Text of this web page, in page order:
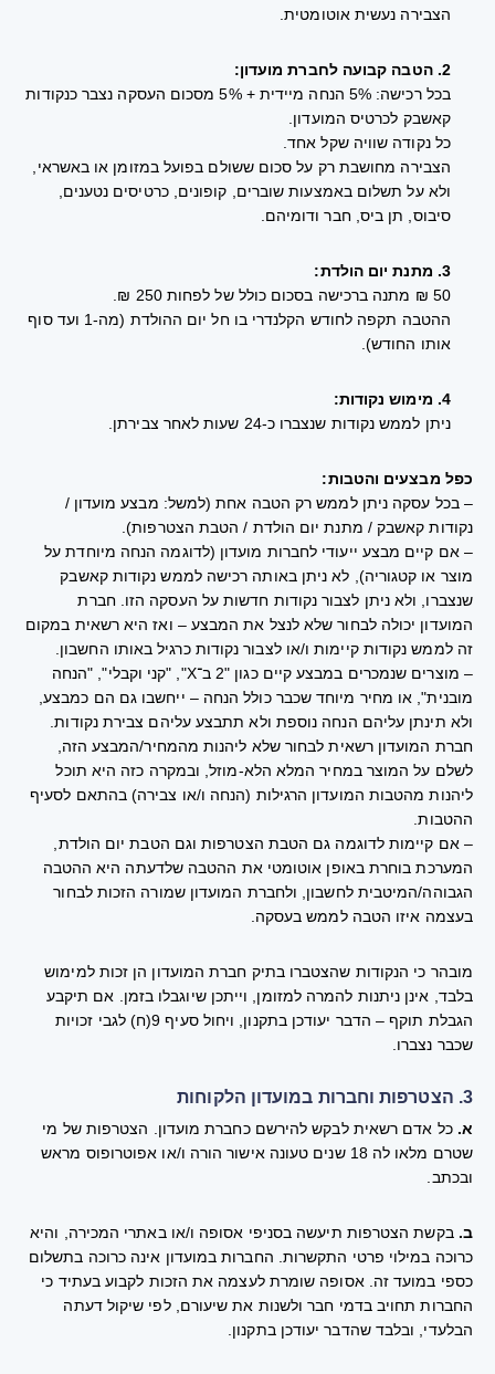
הצבירה נעשית אוטומטית.
2. הטבה קבועה לחברת מועדון:
בכל רכישה: 5% הנחה מיידית + 5% מסכום העסקה נצבר כנקודות
קאשבק לכרטיס המועדון.
כל נקודה שוויה שקל אחד.
הצבירה מחושבת רק על סכום ששולם בפועל במזומן או באשראי,
ולא על תשלום באמצעות שוברים, קופונים, כרטיסים נטענים,
סיבוס, תן ביס, חבר ודומיהם.
3. מתנת יום הולדת:
50 ₪ מתנה ברכישה בסכום כולל של לפחות 250 ₪.
ההטבה תקפה לחודש הקלנדרי בו חל יום ההולדת (מה-1 ועד סוף
אותו החודש).
4. מימוש נקודות:
ניתן לממש נקודות שנצברו כ-24 שעות לאחר צבירתן.
כפל מבצעים והטבות:
– בכל עסקה ניתן לממש רק הטבה אחת (למשל: מבצע מועדון /
נקודות קאשבק / מתנת יום הולדת / הטבת הצטרפות).
– אם קיים מבצע ייעודי לחברות מועדון (לדוגמה הנחה מיוחדת על
מוצר או קטגוריה), לא ניתן באותה רכישה לממש נקודות קאשבק
שנצברו, ולא ניתן לצבור נקודות חדשות על העסקה הזו. חברת
המועדון יכולה לבחור שלא לנצל את המבצע – ואז היא רשאית במקום
זה לממש נקודות קיימות ו/או לצבור נקודות כרגיל באותו החשבון.
– מוצרים שנמכרים במבצע קיים כגון "2 ב־X", "קני וקבלי", "הנחה
מובנית", או מחיר מיוחד שכבר כולל הנחה – ייחשבו גם הם כמבצע,
ולא תינתן עליהם הנחה נוספת ולא תתבצע עליהם צבירת נקודות.
חברת המועדון רשאית לבחור שלא ליהנות מהמחיר/המבצע הזה,
לשלם על המוצר במחיר המלא הלא-מוזל, ובמקרה כזה היא תוכל
ליהנות מהטבות המועדון הרגילות (הנחה ו/או צבירה) בהתאם לסעיף
ההטבות.
– אם קיימות לדוגמה גם הטבת הצטרפות וגם הטבת יום הולדת,
המערכת בוחרת באופן אוטומטי את ההטבה שלדעתה היא ההטבה
הגבוהה/המיטבית לחשבון, ולחברת המועדון שמורה הזכות לבחור
בעצמה איזו הטבה לממש בעסקה.
מובהר כי הנקודות שהצטברו בתיק חברת המועדון הן זכות למימוש
בלבד, אינן ניתנות להמרה למזומן, וייתכן שיוגבלו בזמן. אם תיקבע
הגבלת תוקף – הדבר יעודכן בתקנון, ויחול סעיף 9(ח) לגבי זכויות
שכבר נצברו.
3. הצטרפות וחברות במועדון הלקוחות
א. כל אדם רשאית לבקש להירשם כחברת מועדון. הצטרפות של מי
שטרם מלאו לה 18 שנים טעונה אישור הורה ו/או אפוטרופוס מראש
ובכתב.
ב. בקשת הצטרפות תיעשה בסניפי אסופה ו/או באתרי המכירה, והיא
כרוכה במילוי פרטי התקשרות. החברות במועדון אינה כרוכה בתשלום
כספי במועד זה. אסופה שומרת לעצמה את הזכות לקבוע בעתיד כי
החברות תחויב בדמי חבר ולשנות את שיעורם, לפי שיקול דעתה
הבלעדי, ובלבד שהדבר יעודכן בתקנון.